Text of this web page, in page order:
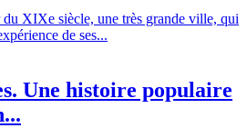
XIXe siècle, une très grande ville, qui
de ses...
Une histoire populaire